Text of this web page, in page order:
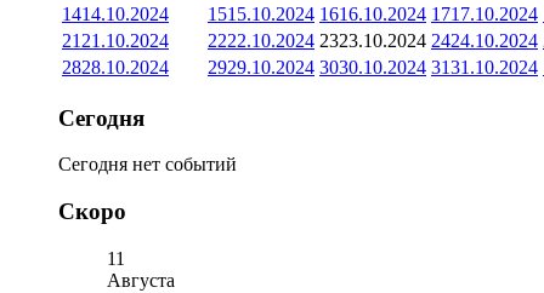
1414.10.2024 1515.10.2024 1616.10.2024 1717.10.2024
21 21.10.2024 2222.10.2024 2323.10.2024 2424.10.2024
2828.10.2024 2929.10.2024 3030.10.2024 3131.10.2024
Сегодня
Сегодня нет событий
Скоро
11
Августа